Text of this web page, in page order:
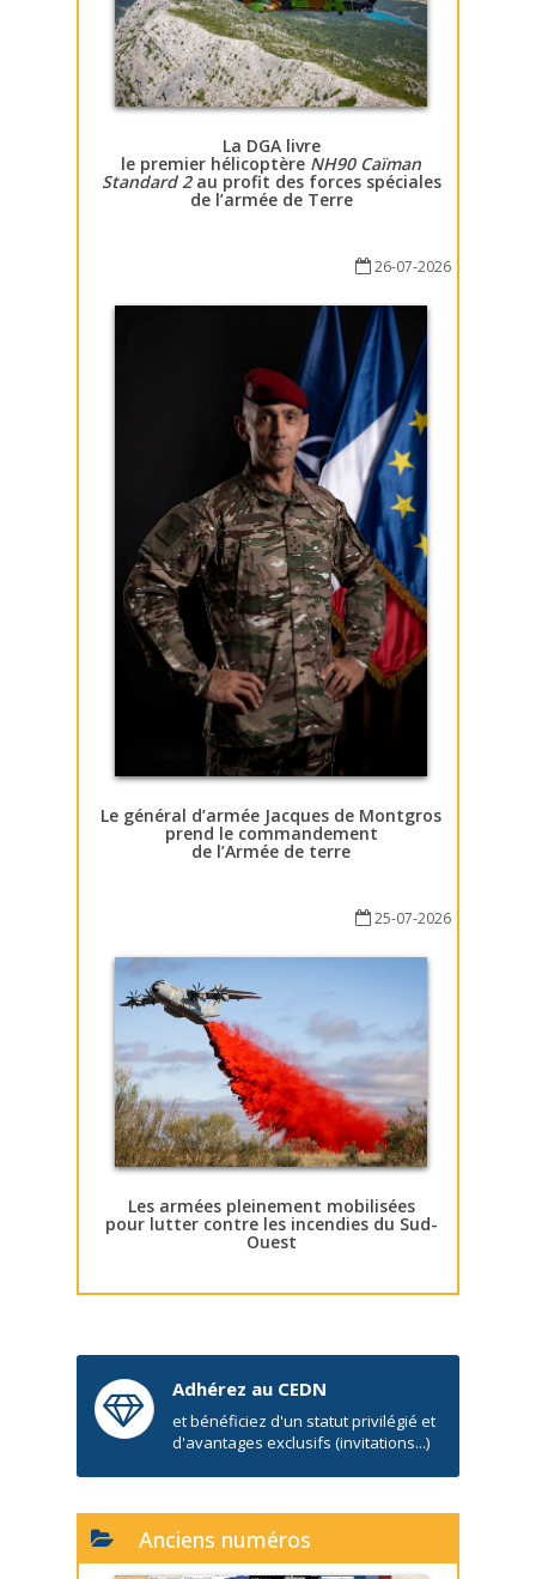
La DGA livre
le premier hélicoptère NH90 Caïman
Standard 2au profit des forces spéciales
de l’armée de Terre
26-07-2026
Le général d’armée Jacques de Montgros
prend le commandement
de l’Armée de terre
25-07-2026
Les armées pleinement mobilisées
pour lutter contre les incendies du Sud-
Ouest
Adhérez au CEDN
et bénéficiez d'un statut privilégié et
d'avantages exclusifs (invitations...)
Anciens numéros